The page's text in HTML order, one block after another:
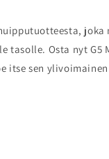
joka
tasolle. Osta nyt G5
itse sen